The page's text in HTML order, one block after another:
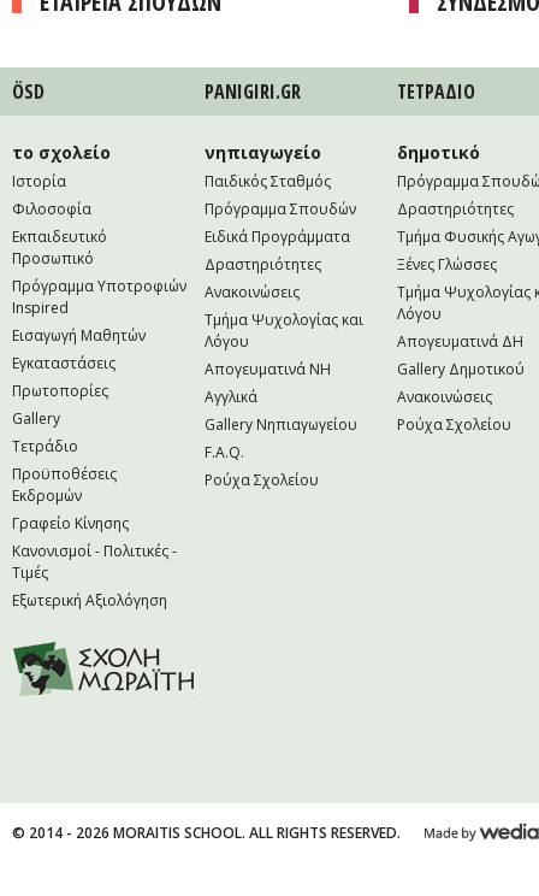
ÖSD PANIGIRI.GR ΤΕΤΡAΔΙΟ
το σχολείο
Ιστορία
Φιλοσοφία
Εκπαιδευτικό
Προσωπικό
Πρόγραμμα Υποτροφιών
Inspired
Εισαγωγή Μαθητών
Εγκαταστάσεις
Πρωτοπορίες
Gallery
Τετράδιο
Προϋποθέσεις
Εκδρομών
Γραφείο Κίνησης
Κανονισμοί - Πολιτικές -
Τιμές
Εξωτερική Αξιολόγηση
νηπιαγωγείο
Παιδικός Σταθμός
Πρόγραμμα Σπουδών
Ειδικά Προγράμματα
Δραστηριότητες
Ανακοινώσεις
Τμήμα Ψυχολογίας και
Λόγου
Απογευματινά NH
Αγγλικά
Gallery Νηπιαγωγείου
F.A.Q.
Ρούχα Σχολείου
δημοτικό
Πρόγραμμα
Δραστηριότητες
Τμήμα Φυσικής
Ξένες Γλώσσες
Τμήμα Ψυχολογίας
Λόγου
Απογευματινά ΔΗ
Gallery Δημοτικού
Ανακοινώσεις
Ρούχα Σχολείου
© 2014 - 2026 MORAITIS SCHOOL. ALL RIGHTS RESERVED.